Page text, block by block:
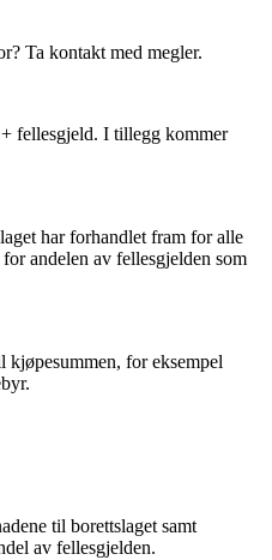
Ta kontakt med megler.
fellesgjeld. I tillegg kommer
har forhandlet fram for alle
andelen av fellesgjelden som
for eksempel
til borettslaget samt
av fellesgjelden.